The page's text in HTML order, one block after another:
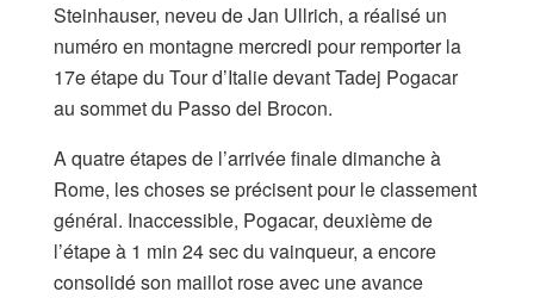
Steinhauser, neveu de Jan Ullrich, a réalisé un
numéro en montagne mercredi pour remporter la
17e étape du Tour d’Italie devant Tadej Pogacar
au sommet du Passo del Brocon.
A quatre étapes de l’arrivée finale dimanche à
Rome, les choses se précisent pour le classement
général. Inaccessible, Pogacar, deuxième de
l’étape à 1 min 24 sec du vainqueur, a encore
consolidé son maillot rose avec une avance